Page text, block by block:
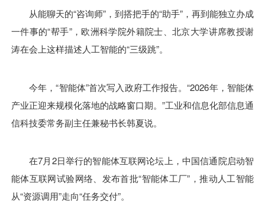
从能聊天的“咨询师”，到搭把手的“助手”，再到能独立办成
一件事的“帮手”，欧洲科学院外籍院士、北京大学讲席教授谢
涛在会上这样描述人工智能的“三级跳”。
今年，“智能体”首次写入政府工作报告。“2026年，智能体
产业正迎来规模化落地的战略窗口期。”工业和信息化部信息通
信科技委常务副主任兼秘书长韩夏说。
在7月2日举行的智能体互联网论坛上，中国信通院启动智
能体互联网试验网络、发布首批“智能体工厂”，推动人工智能
从“资源调用”走向“任务交付”。